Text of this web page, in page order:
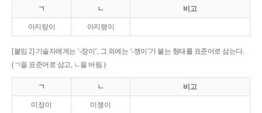
ㄱ ㄴ 비고
아지랑이 아지랭이
[붙임 2] 기술자에게는 ‘-장이’, 그 외에는 ‘-쟁이’가 붙는 형태를 표준어로 삼는다.
(ㄱ을 표준어로 삼고, ㄴ을 버림.)
ㄱ ㄴ 비고
미장이 미쟁이